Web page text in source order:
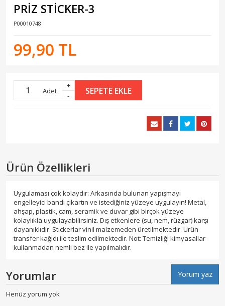
PRİZ STİCKER-3
P00010748
99,90 TL
Adet
+
-
SEPETE EKLE
Ürün Özellikleri
Uygulaması çok kolaydır: Arkasında bulunan yapışmayı
engelleyici bandı çıkartın ve istediğiniz yüzeye uygulayın! Metal,
ahşap, plastik, cam, seramik ve duvar gibi birçok yüzeye
kolaylıkla uygulayabilirsiniz. Dış etkenlere (su, nem, rüzgar) karşı
dayanıklıdır. Stickerlar vinil malzemeden üretilmektedir. Ürün
transfer kağıdı ile teslim edilmektedir. Not: Temizliği kimyasallar
kullanmadan nemli bez ile yapılmalıdır.
Yorumlar Yorum yaz
Henüz yorum yok